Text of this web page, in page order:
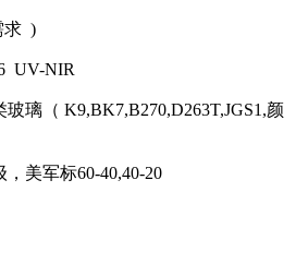
求 )
UV-NIR
璃（ K9,BK7,B270,D263T,JGS1,颜
美军标60-40,40-20